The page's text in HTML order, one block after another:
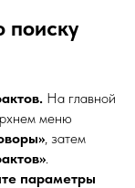
поиску
На главной
меню
, затем
.
параметры